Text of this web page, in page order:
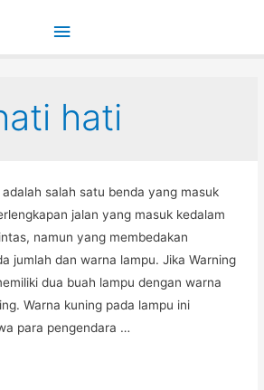
Main
hati
salah satu benda yang masuk
jalan yang masuk kedalam
namun yang membedakan
jumlah dan warna lampu. Jika Warning
dua buah lampu dengan warna
Warna kuning pada lampu ini
para pengendara …